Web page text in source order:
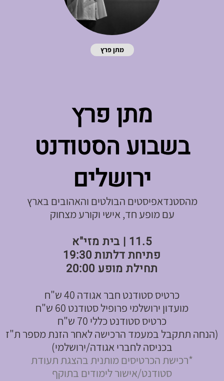
מתן פרץ
מתן פרץ
בשבוע הסטודנט
ירושלים
מהסטנדאפיסטים הבולטים והאהובים בארץ
עם מופע חד, אישי וקורע מצחוק
11.5 | בית מזי"א
פתיחת דלתות 19:30
תחילת מופע 20:00
כרטיס סטודנט חבר אגודה 40 ש"ח
מועדון ירושלמי פרופיל סטודנט 60 ש"ח
כרטיס סטודנט כללי 70 ש"ח
(הנחה תתקבל במעמד הרכישה לאחר הזנת מספר ת"ז
בכניסה לחברי אגודה/ירושלמי)
*רכישת הכרטיסים מותנית בהצגת תעודת
סטודנט/אישור לימודים בתוקף